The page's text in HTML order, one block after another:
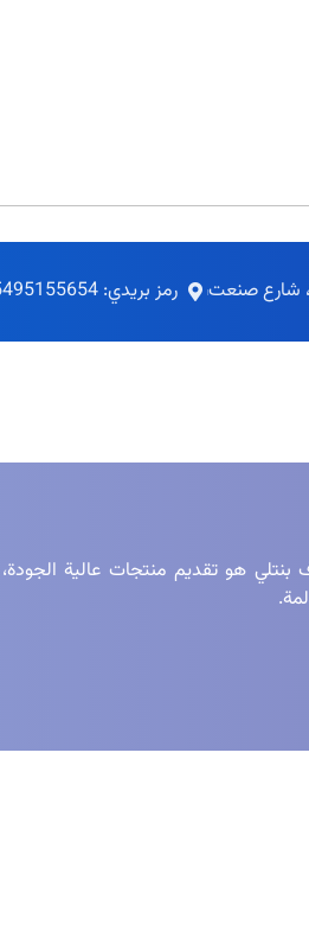
شارع صنعت رمز بريدي: 5495155654
هو تقديم منتجات عالية